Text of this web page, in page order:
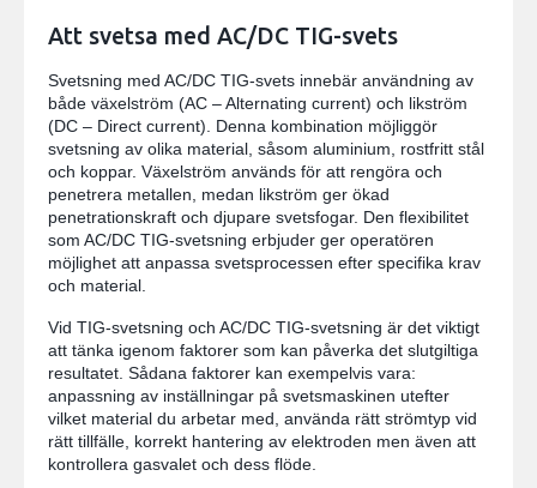
Att svetsa med AC/DC TIG-svets
Svetsning med AC/DC TIG-svets innebär användning av
både växelström (AC – Alternating current) och likström
(DC – Direct current). Denna kombination möjliggör
svetsning av olika material, såsom aluminium, rostfritt stål
och koppar. Växelström används för att rengöra och
penetrera metallen, medan likström ger ökad
penetrationskraft och djupare svetsfogar. Den flexibilitet
som AC/DC TIG-svetsning erbjuder ger operatören
möjlighet att anpassa svetsprocessen efter specifika krav
och material.
Vid TIG-svetsning och AC/DC TIG-svetsning är det viktigt
att tänka igenom faktorer som kan påverka det slutgiltiga
resultatet. Sådana faktorer kan exempelvis vara:
anpassning av inställningar på svetsmaskinen utefter
vilket material du arbetar med, använda rätt strömtyp vid
rätt tillfälle, korrekt hantering av elektroden men även att
kontrollera gasvalet och dess flöde.